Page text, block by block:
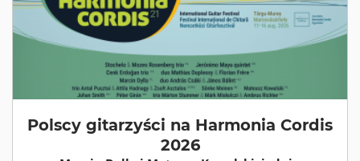
Polscy gitarzyści na Harmonia Cordis
2026